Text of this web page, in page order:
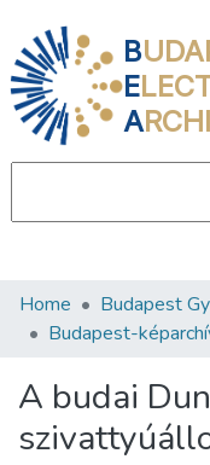
B
E
A
Communities &
Statistics
About us
Home Budapest
Budapest-
A budai